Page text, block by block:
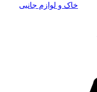
خاک و لوازم جانبی